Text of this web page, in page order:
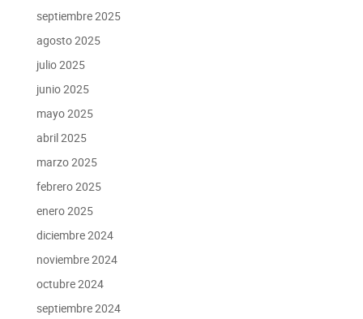
septiembre 2025
agosto 2025
julio 2025
junio 2025
mayo 2025
abril 2025
marzo 2025
febrero 2025
enero 2025
diciembre 2024
noviembre 2024
octubre 2024
septiembre 2024